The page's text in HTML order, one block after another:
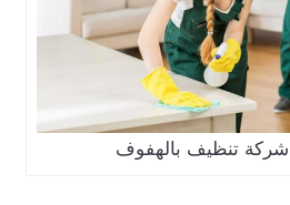
تنظيف بالهفوف